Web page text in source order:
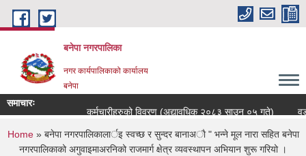
Skip to main content
बनेपा नगरपालिका
नगर कार्यपालिकाको कार्यालय
बनेपा
समाचारः
कर्मचारीहरुको विवरण (अद्यावधिक २०८३ साउन ०५ गते)
You are here
Home» बनेपा नगरपालिकालार्इ स्वच्छ र सुन्दर बानाअाै " भन्ने मूल नारा सहित बनेपा
नगरपालिकाको अगुवाइमाअरनिको राजमार्ग क्षेत्र व्यवस्थापन अभियान शुरू गरियो ।